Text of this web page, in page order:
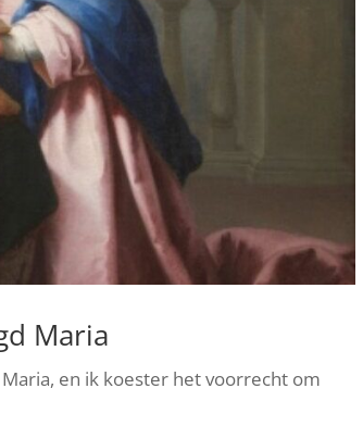
Maria
en ik koester het voorrecht om